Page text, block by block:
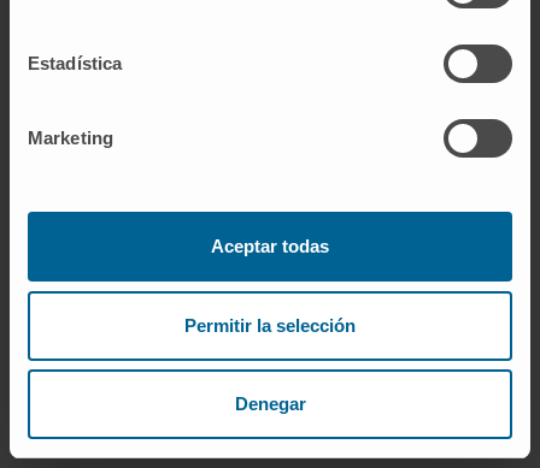
Estadística
Marketing
Aceptar todas
Permitir la selección
Denegar